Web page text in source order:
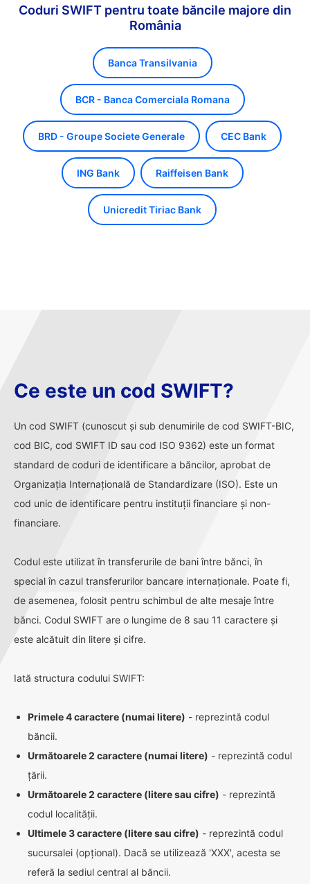
Coduri SWIFT pentru toate băncile majore din
România
Banca Transilvania
BCR - Banca Comerciala Romana
BRD - Groupe Societe Generale CEC Bank
ING Bank Raiffeisen Bank
Unicredit Tiriac Bank
Ce este un cod SWIFT?
Un cod SWIFT (cunoscut și sub denumirile de cod SWIFT-BIC,
cod BIC, cod SWIFT ID sau cod ISO 9362) este un format
standard de coduri de identificare a băncilor, aprobat de
Organizația Internațională de Standardizare (ISO). Este un
cod unic de identificare pentru instituții financiare și non-
financiare.
Codul este utilizat în transferurile de bani între bănci, în
special în cazul transferurilor bancare internaționale. Poate fi,
de asemenea, folosit pentru schimbul de alte mesaje între
bănci. Codul SWIFT are o lungime de 8 sau 11 caractere și
este alcătuit din litere și cifre.
Iată structura codului SWIFT:
Primele 4 caractere (numai litere) - reprezintă codul
băncii.
Următoarele 2 caractere (numai litere) - reprezintă codul
țării.
Următoarele 2 caractere (litere sau cifre) - reprezintă
codul localității.
Ultimele 3 caractere (litere sau cifre) - reprezintă codul
sucursalei (opțional). Dacă se utilizează 'XXX', acesta se
referă la sediul central al băncii.